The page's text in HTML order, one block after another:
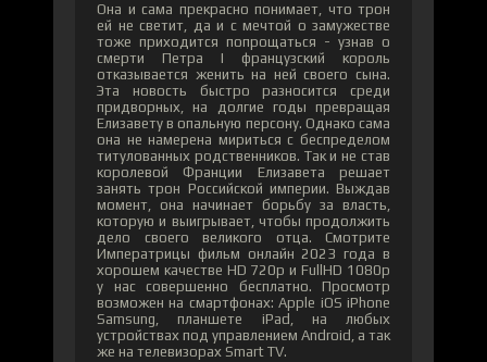
Она и сама прекрасно понимает, что трон
ей не светит, да и с мечтой о замужестве
тоже приходится попрощаться - узнав о
смерти Петра I французский король
отказывается женить на ней своего сына.
Эта новость быстро разносится среди
придворных, на долгие годы превращая
Елизавету в опальную персону. Однако сама
она не намерена мириться с беспределом
титулованных родственников. Так и не став
королевой Франции Елизавета решает
занять трон Российской империи. Выждав
момент, она начинает борьбу за власть,
которую и выигрывает, чтобы продолжить
дело своего великого отца. Смотрите
Императрицы фильм онлайн 2023 года в
хорошем качестве HD 720p и FullHD 1080p
у нас совершенно бесплатно. Просмотр
возможен на смартфонах: Apple iOS iPhone
Samsung, планшете iPad, на любых
устройствах под управлением Android, а так
же на телевизорах Smart TV.